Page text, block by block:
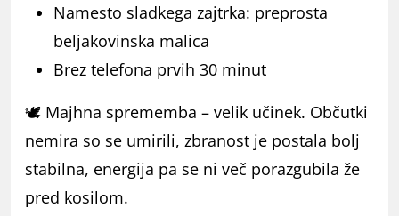
Namesto sladkega zajtrka: preprosta
beljakovinska malica
Brez telefona prvih 30 minut
🕊️ Majhna sprememba – velik učinek. Občutki
nemira so se umirili, zbranost je postala bolj
stabilna, energija pa se ni več porazgubila že
pred kosilom.